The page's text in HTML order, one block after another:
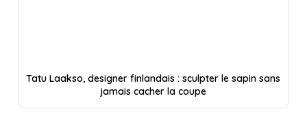
Tatu Laakso, designer finlandais : sculpter le sapin sans
jamais cacher la coupe